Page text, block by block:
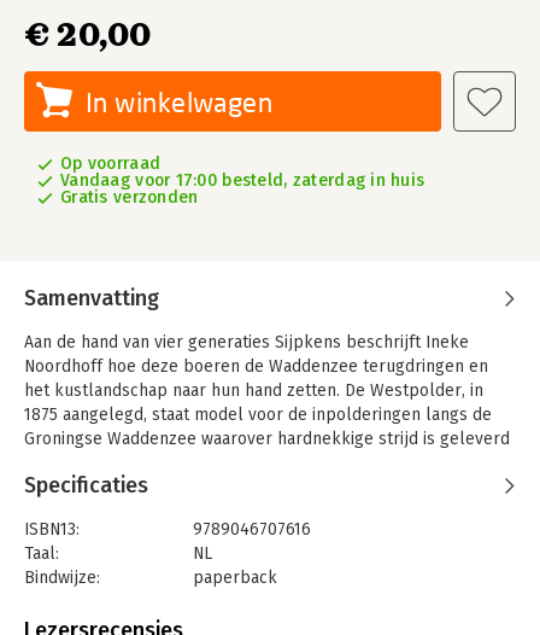
€ 20,00
In winkelwagen
Op voorraad
Vandaag voor 17:00 besteld, zaterdag in huis
Gratis verzonden
Samenvatting
Aan de hand van vier generaties Sijpkens beschrijft Ineke
Noordhoff hoe deze boeren de Waddenzee terugdringen en
het kustlandschap naar hun hand zetten. De Westpolder, in
1875 aangelegd, staat model voor de inpolderingen langs de
Groningse Waddenzee waarover hardnekkige strijd is geleverd
Jonge zonen, soms amper volwassen, pakken de draad op waar
hun vaders los moesten laten. Waar hun overgrootvader, de
herenboer Sijpko Sijpkens, was omgeven door een ruime kring
aan personeel en dieren, is het rondom de vierde generatie
eenentwintigste eeuw doodstil. Aan het werk op het land komt
Specificaties
ISBN13:
9789046707616
Taal:
NL
Bindwijze:
paperback
Uitgever: